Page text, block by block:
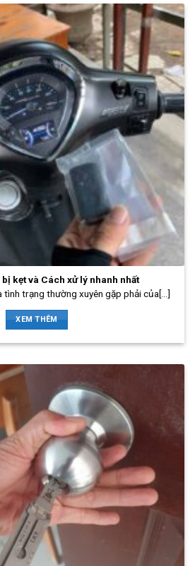
kẹt và Cách xử lý nhanh nhất
tình trạng thường xuyên gặp phải của[...]
XEM THÊM